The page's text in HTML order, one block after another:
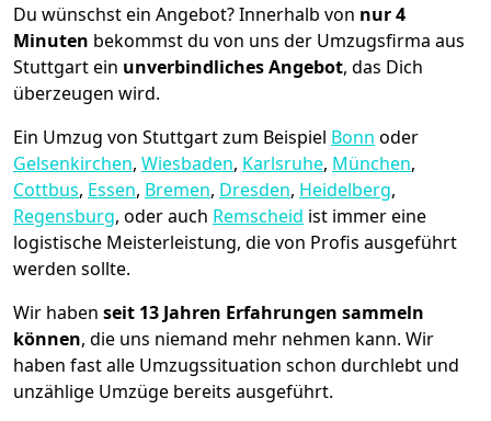
Du wünschst ein Angebot? Innerhalb von nur 4
Minuten bekommst du von uns der Umzugsfirma aus
Stuttgart ein unverbindliches Angebot, das Dich
überzeugen wird.
Ein Umzug von Stuttgart zum Beispiel Bonn oder
Gelsenkirchen, Wiesbaden, Karlsruhe, München,
Cottbus, Essen, Bremen, Dresden, Heidelberg,
Regensburg, oder auch Remscheid ist immer eine
logistische Meisterleistung, die von Profis ausgeführt
werden sollte.
Wir haben seit 13 Jahren Erfahrungen sammeln
können, die uns niemand mehr nehmen kann. Wir
haben fast alle Umzugssituation schon durchlebt und
unzählige Umzüge bereits ausgeführt.